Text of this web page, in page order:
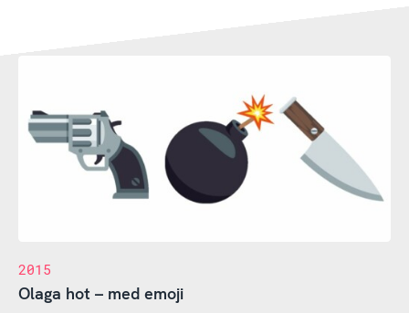
2015
Olaga hot – med emoji